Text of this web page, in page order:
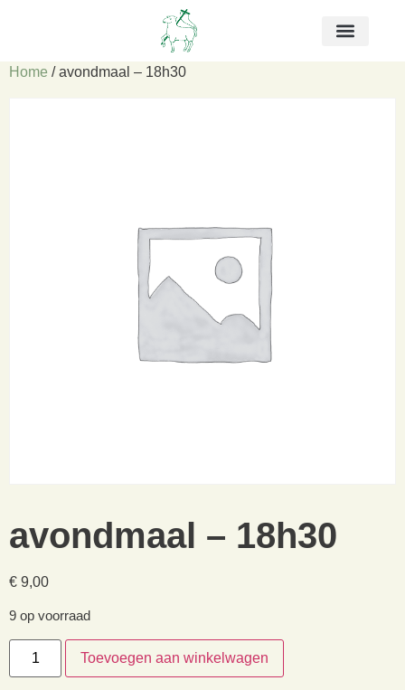
Home / avondmaal – 18h30
avondmaal – 18h30
€ 9,00
9 op voorraad
Toevoegen aan winkelwagen